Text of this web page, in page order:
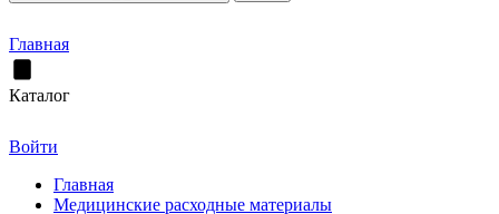
Главная
Каталог
Войти
Главная
Медицинские расходные материалы